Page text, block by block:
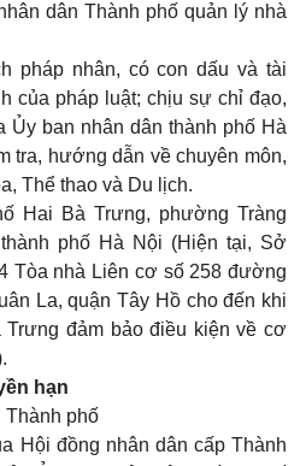
dân Thành phố quản lý nhà
pháp nhân, có con dấu và tài
của pháp luật; chịu sự chỉ đạo,
Ủy ban nhân dân thành phố Hà
tra, hướng dẫn về chuyên môn,
Thể thao và Du lịch.
Hai Bà Trưng, phường Tràng
phố Hà Nội (Hiện tại, Sở
Tòa nhà Liên cơ số 258 đường
La, quận Tây Hồ cho đến khi
đảm bảo điều kiện về cơ
hạn
Thành phố
Hội đồng nhân dân cấp Thành